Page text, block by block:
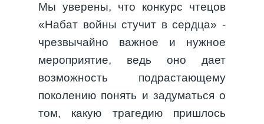
Мы уверены, что конкурс чтецов
«Набат войны стучит в сердца» -
чрезвычайно важное и нужное
мероприятие, ведь оно дает
возможность подрастающему
поколению понять и задуматься о
том, какую трагедию пришлось